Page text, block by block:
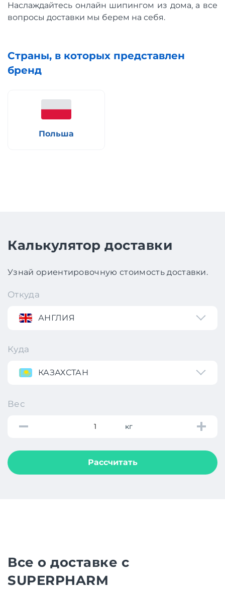
Наслаждайтесь онлайн шипингом из дома, а все
вопросы доставки мы берем на себя.
Страны, в которых представлен
бренд
Польша
Калькулятор доставки
Узнай ориентировочную стоимость доставки.
Откуда
АНГЛИЯ
Куда
КАЗАХСТАН
Вес
кг
Рассчитать
Все о доставке с
SUPERPHARM